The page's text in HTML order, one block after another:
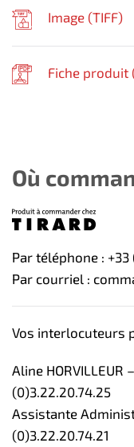
Image (TIFF)
Fiche produit
Où
Par téléphone :
Par courriel :
Vos interlocuteurs
Aline HORVILLEUR
(0)3.22.20.74.25
Assistante
(0)3.22.20.74.21